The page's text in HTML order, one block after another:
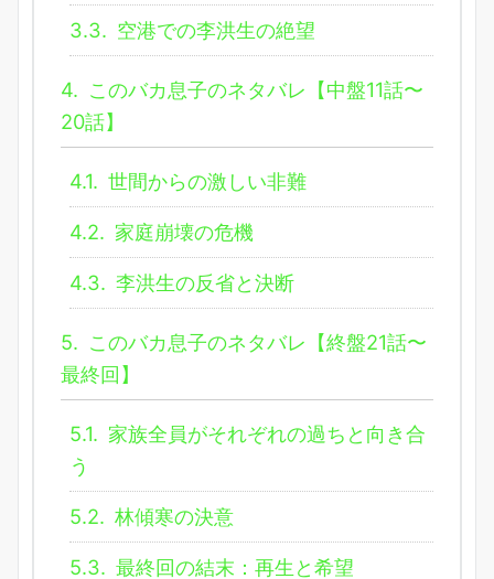
3.3. 空港での李洪生の絶望
4. このバカ息子のネタバレ【中盤11話〜
20話】
4.1. 世間からの激しい非難
4.2. 家庭崩壊の危機
4.3. 李洪生の反省と決断
5. このバカ息子のネタバレ【終盤21話〜
最終回】
5.1. 家族全員がそれぞれの過ちと向き合
う
5.2. 林傾寒の決意
5.3. 最終回の結末：再生と希望